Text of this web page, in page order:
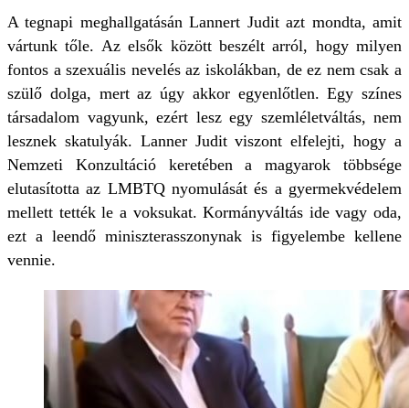
A tegnapi meghallgatásán Lannert Judit azt mondta, amit
vártunk tőle. Az elsők között beszélt arról, hogy milyen
fontos a szexuális nevelés az iskolákban, de ez nem csak a
szülő dolga, mert az úgy akkor egyenlőtlen. Egy színes
társadalom vagyunk, ezért lesz egy szemléletváltás, nem
lesznek skatulyák. Lanner Judit viszont elfelejti, hogy a
Nemzeti Konzultáció keretében a magyarok többsége
elutasította az LMBTQ nyomulását és a gyermekvédelem
mellett tették le a voksukat. Kormányváltás ide vagy oda,
ezt a leendő miniszterasszonynak is figyelembe kellene
vennie.